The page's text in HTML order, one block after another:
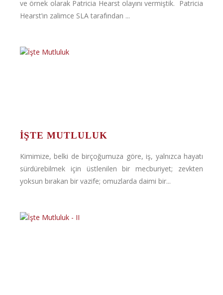
ve örnek olarak Patricia Hearst olayını vermiştik. Patricia
Hearst’ın zalimce SLA tarafından ...
İŞTE MUTLULUK
Kimimize, belki de birçoğumuza göre, iş, yalnızca hayatı
sürdürebilmek için üstlenilen bir mecburiyet; zevkten
yoksun bırakan bir vazife; omuzlarda daimi bir...